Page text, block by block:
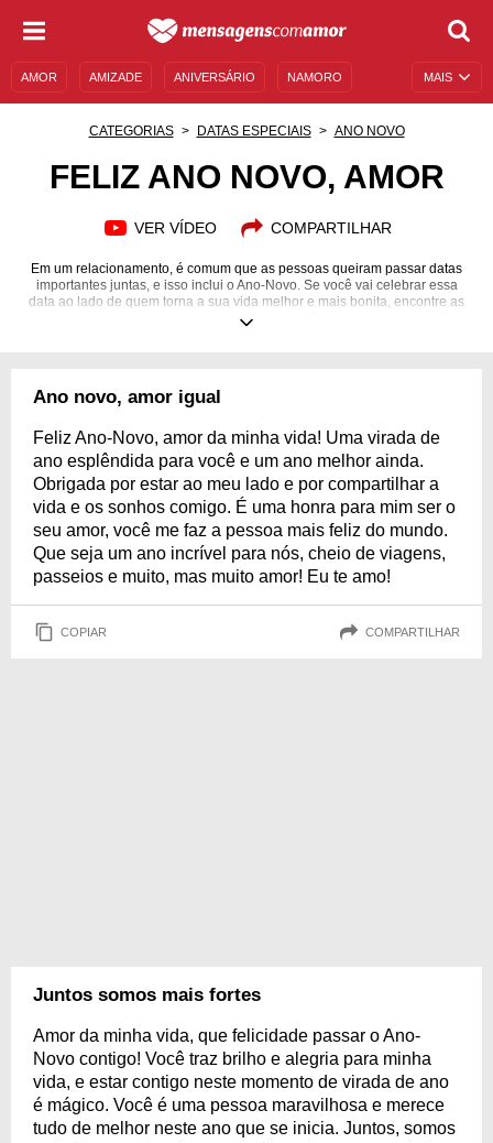
MAIS
AMOR AMIZADE ANIVERSÁRIO NAMORO
CATEGORIAS DATAS ESPECIAIS ANO NOVO
FELIZ ANO NOVO, AMOR
VER VÍDEO COMPARTILHAR
Em um relacionamento, é comum que as pessoas queiram passar datas
importantes juntas, e isso inclui o Ano-Novo. Se você vai celebrar essa
data ao lado de quem torna a sua vida melhor e mais bonita, encontre as
melhores mensagens para dizer tudo que você sente por esse alguém,
único na sua vida e na de quem você mais ama!
Ano novo, amor igual
Feliz Ano-Novo, amor da minha vida! Uma virada de
ano esplêndida para você e um ano melhor ainda.
Obrigada por estar ao meu lado e por compartilhar a
vida e os sonhos comigo. É uma honra para mim ser o
seu amor, você me faz a pessoa mais feliz do mundo.
Que seja um ano incrível para nós, cheio de viagens,
passeios e muito, mas muito amor! Eu te amo!
COPIAR COMPARTILHAR
Juntos somos mais fortes
Amor da minha vida, que felicidade passar o Ano-
Novo contigo! Você traz brilho e alegria para minha
vida, e estar contigo neste momento de virada de ano
é mágico. Você é uma pessoa maravilhosa e merece
tudo de melhor neste ano que se inicia. Juntos, somos